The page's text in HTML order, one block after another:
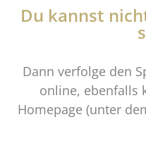
Du kannst
Dann verfolge den
online, ebenfalls
Homepage (unter